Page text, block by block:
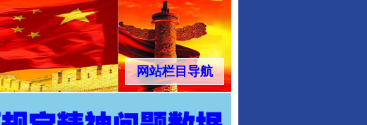
网站栏目导航